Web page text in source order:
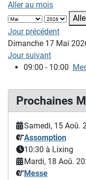
Aller au mois
Jour précédent
Dimanche 17 Mai
Jour suivant
09:00 - 10:00
Prochaines
Samedi, 15 Aoû.
Assomption
10:30 à Lixing
Mardi, 18 Aoû.
Messe